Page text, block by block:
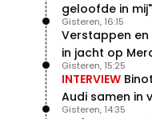
geloofde in mij"
Verstappen en
in jacht op
Gisteren, 16:15
INTERVIEW
Audi samen in
Gisteren, 15:25
Gisteren, 14:35